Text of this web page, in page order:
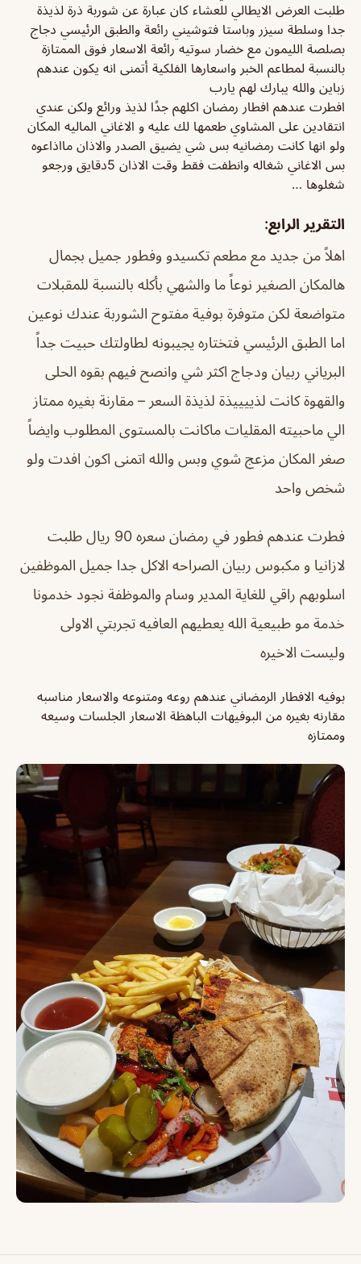
طلبت العرض الايطالي للعشاء كان عبارة عن شوربة ذرة لذيذة
جدا وسلطة سيزر وباستا فتوشيني رائعة والطبق الرئيسي دجاج
بصلصة الليمون مع خضار سوتيه رائعة الاسعار فوق الممتازة
بالنسبة لمطاعم الخبر واسعارها الفلكية أتمنى انه يكون عندهم
زباين والله يبارك لهم يارب
افطرت عندهم افطار رمضان اكلهم جدًا لذيذ ورائع ولكن عندي
انتقادين على المشاوي طعمها لك عليه و الاغاني الماليه المكان
ولو انها كانت رمضانيه بس شي يضيق الصدر والاذان مااذاعوه
بس الاغاني شغاله وانطفت فقط وقت الاذان 5دقايق ورجعو
شغلوها …
التقرير الرابع:
اهلاً من جديد مع مطعم تكسيدو وفطور جميل بجمال
هالمكان الصغير نوعاً ما والشهي بأكله بالنسبة للمقبلات
متواضعة لكن متوفرة بوفية مفتوح الشوربة عندك نوعين
اما الطبق الرئيسي فتختاره يجيبونه لطاولتك حبيت جداً
البرياني ربيان ودجاج اكثر شي وانصح فيهم بقوه الحلى
والقهوة كانت لذييييذة لذيذة السعر – مقارنة بغيره ممتاز
الي ماحبيته المقليات ماكانت بالمستوى المطلوب وايضاً
صغر المكان مزعج شوي وبس والله اتمنى اكون افدت ولو
شخص واحد
فطرت عندهم فطور في رمضان سعره 90 ريال طلبت
لازانيا و مكبوس ربيان الصراحه الاكل جدا جميل الموظفين
اسلوبهم راقي للغاية المدير وسام والموظفة نجود خدمونا
خدمة مو طبيعية الله يعطيهم العافيه تجربتي الاولى
وليست الاخيره
بوفيه الافطار الرمضاني عندهم روعه ومتنوعه والاسعار مناسبه
مقارنه بغيره من البوفيهات الباهظة الاسعار الجلسات وسيعه
وممتازه